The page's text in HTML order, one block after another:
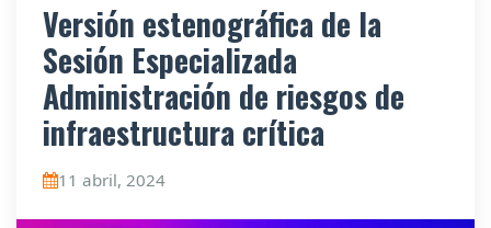
Versión estenográfica de la
Sesión Especializada
Administración de riesgos de
infraestructura crítica
11 abril, 2024